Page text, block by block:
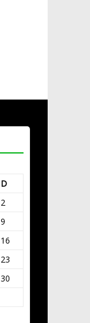
D
2
9
16
23
30